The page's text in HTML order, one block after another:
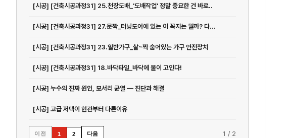
[시공] [건축시공과정31] 25.천장도배_'도배작업' 정말 중요한 건 바로..
[시공] [건축시공과정31] 27.문짝_터닝도어에 있는 이 꼭지는 뭘까? 다...
[시공] [건축시공과정31] 23.일반가구_살~짝 숨어있는 가구 안전장치
[시공] [건축시공과정31] 18.바닥타일_바닥에 물이 고인다!
[시공] 누수의 진짜 원인, 모서리 균열 — 진단과 해결
[시공] 고급 저택이 현관부터 다른이유
이전 1 2 다음 1 / 2